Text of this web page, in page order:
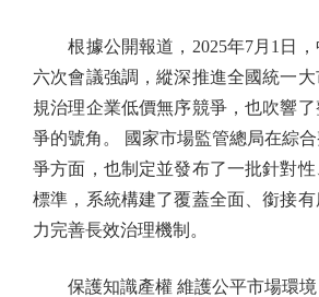
根據公開報道，2025年7月1日，
六次會議強調，縱深推進全國統一
規治理企業低價無序競爭，也吹響
爭的號角。 國家市場監管總局在綜
爭方面，也制定並發布了一批針對
標準，系統構建了覆蓋全面、銜接
力完善長效治理機制。
保護知識產權 維護公平市場環境